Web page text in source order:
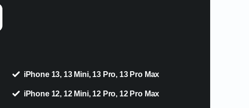
iPhone 13, 13 Mini, 13 Pro, 13 Pro Max
iPhone 12, 12 Mini, 12 Pro, 12 Pro Max